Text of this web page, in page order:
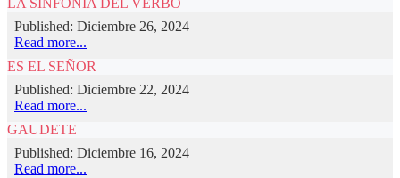
LA SINFONÍA DEL VERBO
Published: Diciembre 26, 2024
Read more...
ES EL SEÑOR
Published: Diciembre 22, 2024
Read more...
GAUDETE
Published: Diciembre 16, 2024
Read more...